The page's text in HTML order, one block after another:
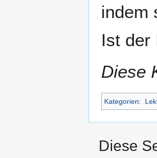
indem
Ist der
Diese
Kategorien:
Diese